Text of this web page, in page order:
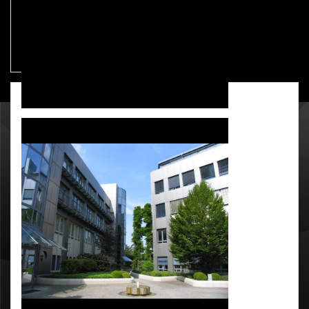
SBH GmbH, Hardtwald 9, 76275 Ettlingen
info@sbh.de